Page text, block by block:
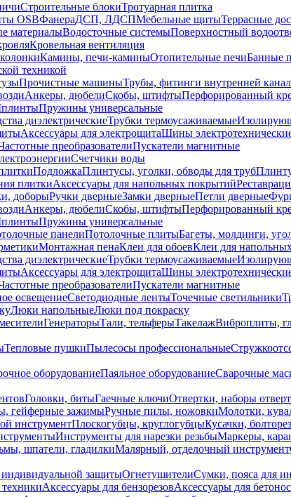
Строительные блокиТротуарная плитка
OSBФанераДСП, ЛДСПМебельные щитыТеррасные
материалыВодосточные системыПоверхностный
Кровельная вентиляция
Камины, печи-каминыОтопительные печиБанные
техникой
Прочистные машиныТрубы, фитинги внутренней
Анкеры, дюбелиСкобы, штифтыПерфорированный
Пружины универсальные
диэлектрическиеТрубки термоусаживаемые
Аксессуары для электрощитаШины
преобразователиПускатели магнитные
Счетчики воды
ПодложкаПлинтусы, уголки, обводы для труб
плиткиАксессуары для напольных покрытий
доборыРучки дверныеЗамки дверныеПетли дверные
Анкеры, дюбелиСкобы, штифтыПерфорированный
Пружины универсальные
панелиПотолочные плитыБагеты, молдинги,
Монтажная пенаКлеи для обоевКлеи для
диэлектрическиеТрубки термоусаживаемые
Аксессуары для электрощитаШины
преобразователиПускатели магнитные
освещениеСветодиодные лентыТочечные светильники
Люки напольныеЛюки под покраску
ГенераторыТали, тельферыТакелажВиброплиты,
Тепловые пушкиПылесосы профессиональные
оборудованиеПаяльное оборудованиеСварочные
Головки, битыГаечные ключиОтвертки, наборы
гейферные зажимыРучные пилы, ножовкиМолотки,
инструментПлоскогубцы, круглогубцыКусачки,
Инструменты для нарезки резьбыМаркеры,
шпатели, гладилкиМалярный, отделочный инструмент
индивидуальной защитыОгнетушителиСумки, пояса для
Аксессуары для бензорезовАксессуары для